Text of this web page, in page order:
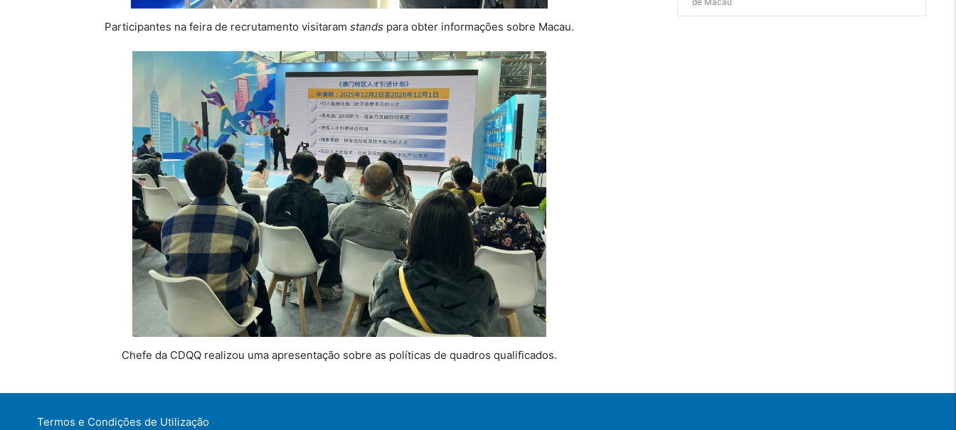
Participantes na feira de recrutamento visitaram stands para obter informações sobre Macau.
Chefe da CDQQ realizou uma apresentação sobre as políticas de quadros qualificados.
Termos e Condições de Utilização